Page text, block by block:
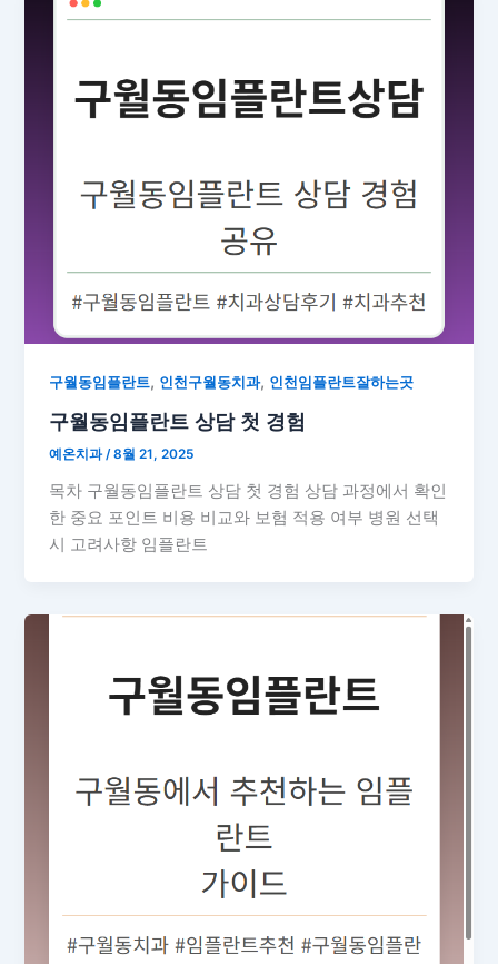
구월동임플란트, 인천구월동치과, 인천임플란트잘하는곳
구월동임플란트 상담 첫 경험
예온치과/8월 21, 2025
목차 구월동임플란트 상담 첫 경험 상담 과정에서 확인
한 중요 포인트 비용 비교와 보험 적용 여부 병원 선택
시 고려사항 임플란트